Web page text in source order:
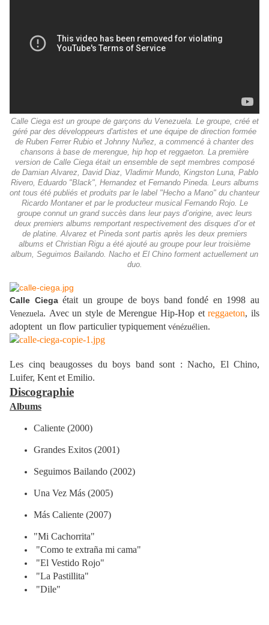
Calle Ciega est un groupe de garçons du Venezuela. Le groupe, créé et
géré par des développeurs d'artistes et une équipe de direction formée
de Ruben Ferrer Rubio et Johnny Nuñez, a commencé à chanter des
chansons à base de merengue, hip hop et reggaeton. La première
version de Calle Ciega était un ensemble de sept membres composé
de Damian Alvarez, David Diaz, Vladimir Mundo, Kingston Luna, Pablo
Rivero, Eduardo "Black", Hernandez et Fernando Pineda. Leurs albums
ont tous été publiés et produits par le label "Hecho a Mano" du chanteur
Ricardo Montaner et par le producteur musical Fernando Rojo. Le
groupe connut un grand succès dans leur pays d’origine, avec leurs
deux premiers albums remportant respectivement des disques d’or et
de platine. Alvarez et Pineda sont partis après les deux premiers
albums et Christian Rigu a été ajouté au groupe pour leur troisième
album, Seguimos Bailando. Nacho et El Chino forment actuellement un
duo.
Calle Ciegaétait un groupe de boys band fondé en 1998 au
Venezuela. Avec un style de Merengue Hip-Hop et reggaeton, ils
adoptent un flow particulier typiquement vénézuélien.
Les cinq beaugosses du boys band sont : Nacho, El Chino,
Luifer, Kent et Emilio.
Discographie
Albums
Caliente (2000)
Grandes Exitos (2001)
Seguimos Bailando (2002)
Una Vez Más (2005)
Más Caliente (2007)
"Mi Cachorrita"
"Como te extraña mi cama"
"El Vestido Rojo"
"La Pastillita"
"Dile"